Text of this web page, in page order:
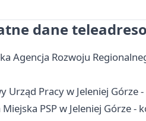
dane
Agencja Rozwoju
Urząd Pracy w Jeleniej
PSP w Jeleniej Górze